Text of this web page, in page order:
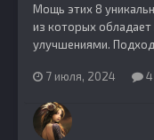
Мощь этих 8
из которых
улучшениями.
7 июля, 2024